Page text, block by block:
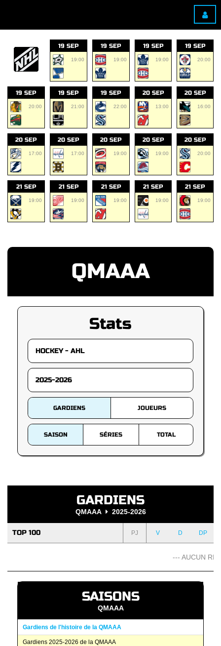
19 SEP
19:00
19 SEP
19:00
19 SEP
19:00
19 SEP
20:00
19 SEP
20:00
19 SEP
21:00
19 SEP
22:00
20 SEP
13:00
20 SEP
16:00
20 SEP
17:00
20 SEP
17:00
20 SEP
19:00
20 SEP
19:00
20 SEP
20:00
21 SEP
19:00
21 SEP
19:00
21 SEP
19:00
21 SEP
19:00
21 SEP
19:00
QMAAA
Stats
GARDIENS JOUEURS
SAISON SÉRIES TOTAL
GARDIENS
QMAAA 2025-2026
TOP 100 PJ V D DP
--- AUCUN
SAISONS
QMAAA
Gardiens de l'histoire de la QMAAA
Gardiens 2025-2026 de la QMAAA